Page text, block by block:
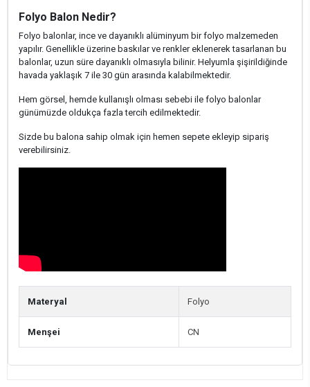
Folyo Balon Nedir?
Folyo balonlar, ince ve dayanıklı alüminyum bir folyo malzemeden
yapılır. Genellikle üzerine baskılar ve renkler eklenerek tasarlanan bu
balonlar, uzun süre dayanıklı olmasıyla bilinir. Helyumla şişirildiğinde
havada yaklaşık 7 ile 30 gün arasında kalabilmektedir.
Hem görsel, hemde kullanışlı olması sebebi ile folyo balonlar
günümüzde oldukça fazla tercih edilmektedir.
Sizde bu balona sahip olmak için hemen sepete ekleyip sipariş
verebilirsiniz.
Materyal Folyo
Menşei CN